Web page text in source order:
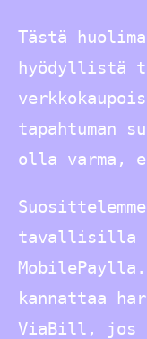
Tästä
hyödyllistä
tapahtuman
olla varma,
tavallisilla
kannattaa
ViaBill, jos